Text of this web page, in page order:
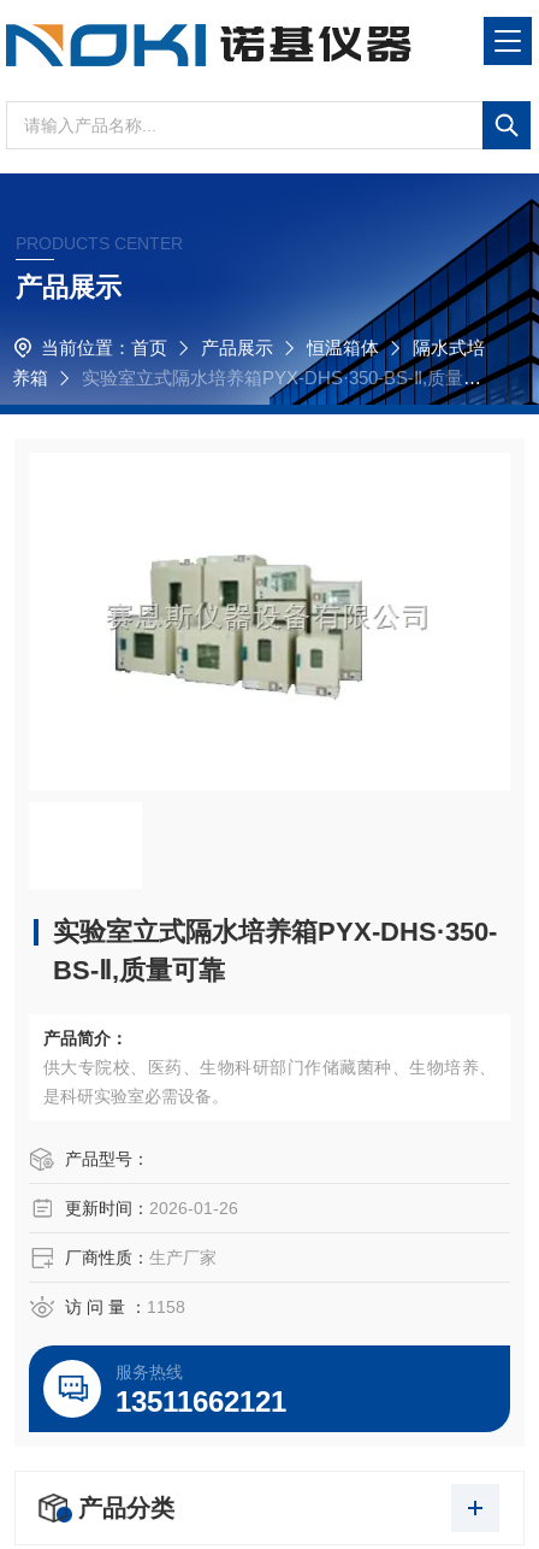
PRODUCTS CENTER
产品展示
当前位置： 首页 产品展示 恒温箱体
隔水式培
养箱
实验室立式隔水培养箱PYX-DHS·350-BS-Ⅱ,质量可
靠
实验室立式隔水培养箱PYX-DHS·350-
BS-Ⅱ,质量可靠
产品简介：
供大专院校、医药、生物科研部门作储藏菌种、生物培养、
是科研实验室必需设备。
产品型号：
更新时间： 2026-01-26
厂商性质： 生产厂家
访 问 量 ： 1158
服务热线
13511662121
产品分类